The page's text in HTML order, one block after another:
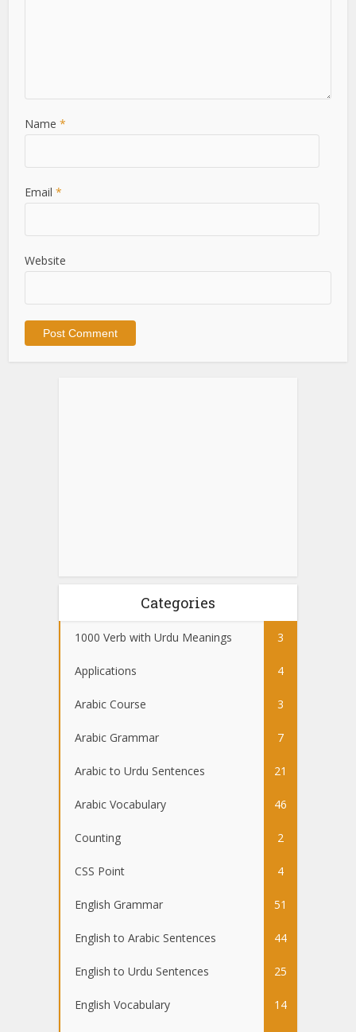
Name*
Email*
Website
Categories
1000 Verb with Urdu Meanings 3
Applications 4
Arabic Course 3
Arabic Grammar 7
Arabic to Urdu Sentences 21
Arabic Vocabulary 46
Counting 2
CSS Point 4
English Grammar 51
English to Arabic Sentences 44
English to Urdu Sentences 25
English Vocabulary 14